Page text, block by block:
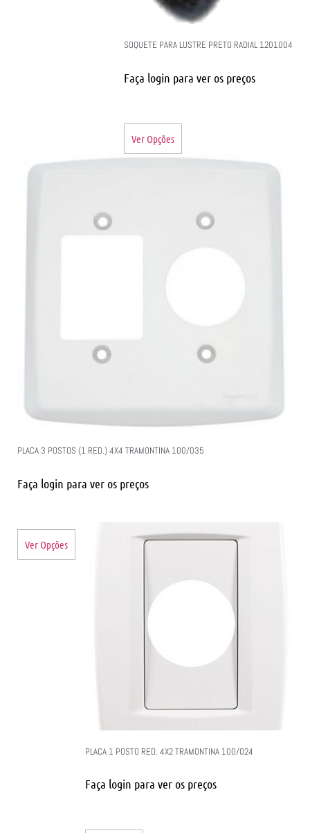
SOQUETE PARA LUSTRE PRETO RADIAL 1201004
Faça login para ver os preços
Ver Opções
PLACA 3 POSTOS (1 RED.) 4X4 TRAMONTINA 100/035
Faça login para ver os preços
Ver Opções
PLACA 1 POSTO RED. 4X2 TRAMONTINA 100/024
Faça login para ver os preços